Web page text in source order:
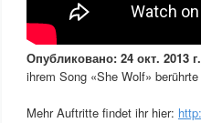
Опубликовано: 24 окт. 2013 г.
ihrem Song «She Wolf»
Mehr Auftritte findet ihr hier: